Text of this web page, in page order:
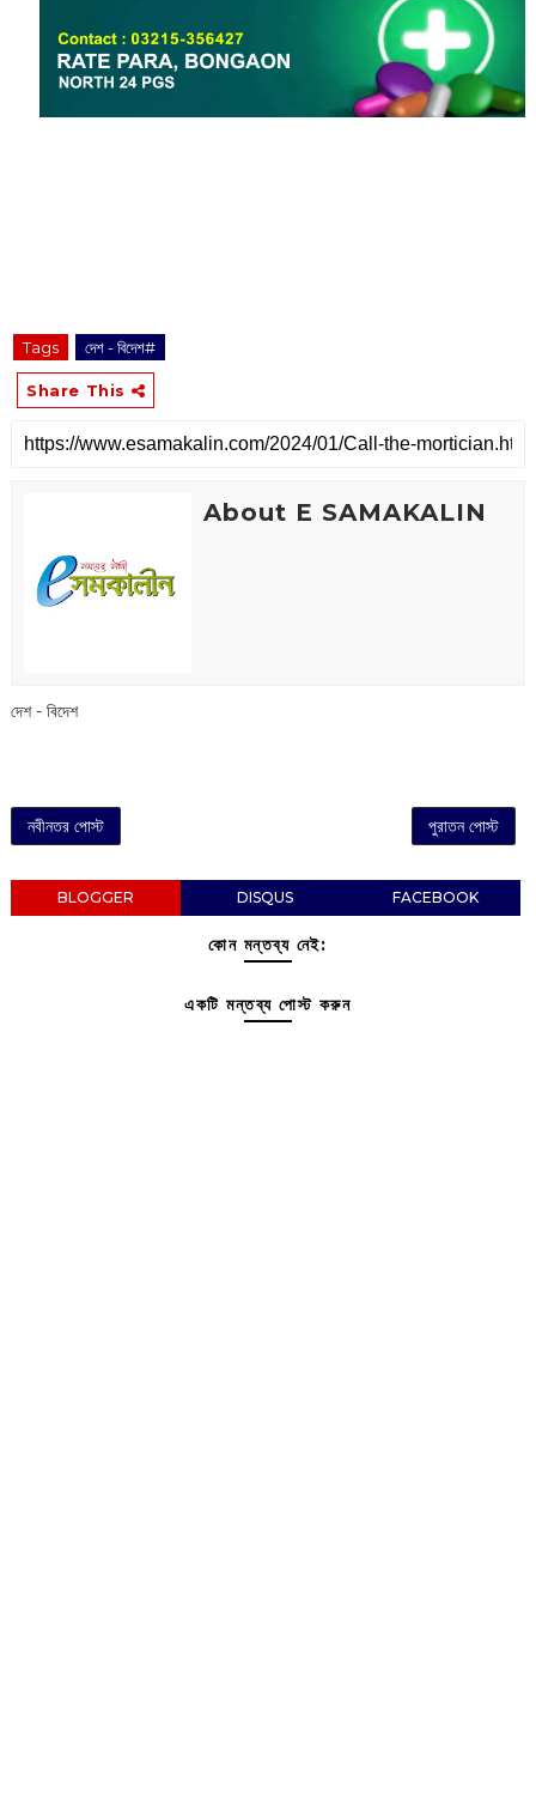
Tags দেশ - বিদেশ#
Share This
About E SAMAKALIN
দেশ - বিদেশ
নবীনতর পোস্ট পুরাতন পোস্ট
BLOGGER DISQUS FACEBOOK
কোন মন্তব্য নেই:
একটি মন্তব্য পোস্ট করুন